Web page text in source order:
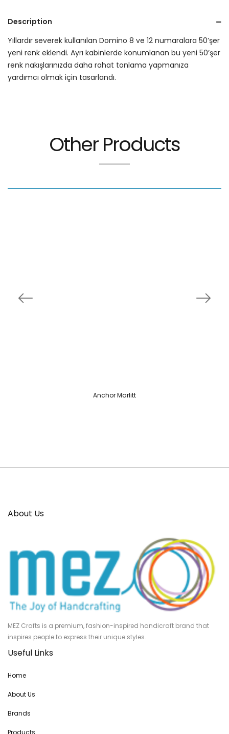
Description
Yıllardır severek kullanılan Domino 8 ve 12 numaralara 50’şer
yeni renk eklendi. Ayrı kabinlerde konumlanan bu yeni 50’şer
renk nakışlarınızda daha rahat tonlama yapmanıza
yardımcı olmak için tasarlandı.
Other Products
Anchor Marlitt
About Us
MEZ Crafts is a premium, fashion-inspired handicraft brand that
inspires people to express their unique styles.
Useful Links
Home
About Us
Brands
Products